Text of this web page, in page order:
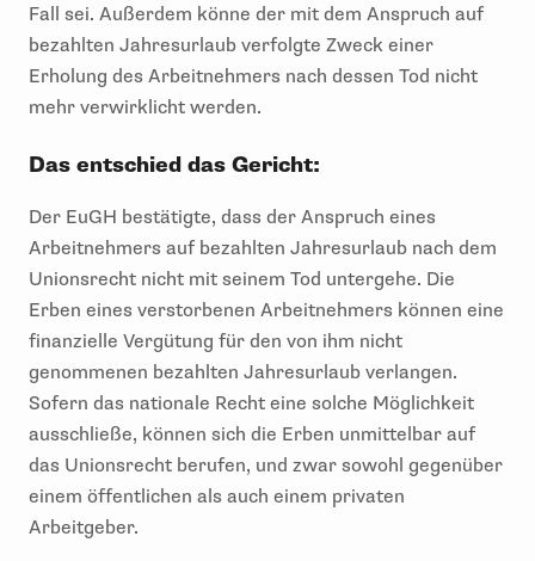
Fall sei. Außerdem könne der mit dem Anspruch auf
bezahlten Jahresurlaub verfolgte Zweck einer
Erholung des Arbeitnehmers nach dessen Tod nicht
mehr verwirklicht werden.
Das entschied das Gericht:
Der EuGH bestätigte, dass der Anspruch eines
Arbeitnehmers auf bezahlten Jahresurlaub nach dem
Unionsrecht nicht mit seinem Tod untergehe. Die
Erben eines verstorbenen Arbeitnehmers können eine
finanzielle Vergütung für den von ihm nicht
genommenen bezahlten Jahresurlaub verlangen.
Sofern das nationale Recht eine solche Möglichkeit
ausschließe, können sich die Erben unmittelbar auf
das Unionsrecht berufen, und zwar sowohl gegenüber
einem öffentlichen als auch einem privaten
Arbeitgeber.